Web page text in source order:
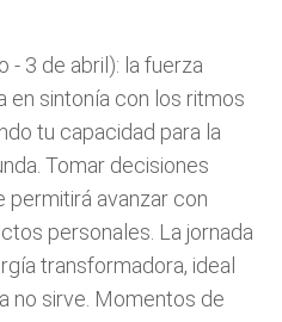
- 3 de abril): la fuerza
en sintonía con los ritmos
tu capacidad para la
Tomar decisiones
permitirá avanzar con
personales. La jornada
transformadora, ideal
no sirve. Momentos de